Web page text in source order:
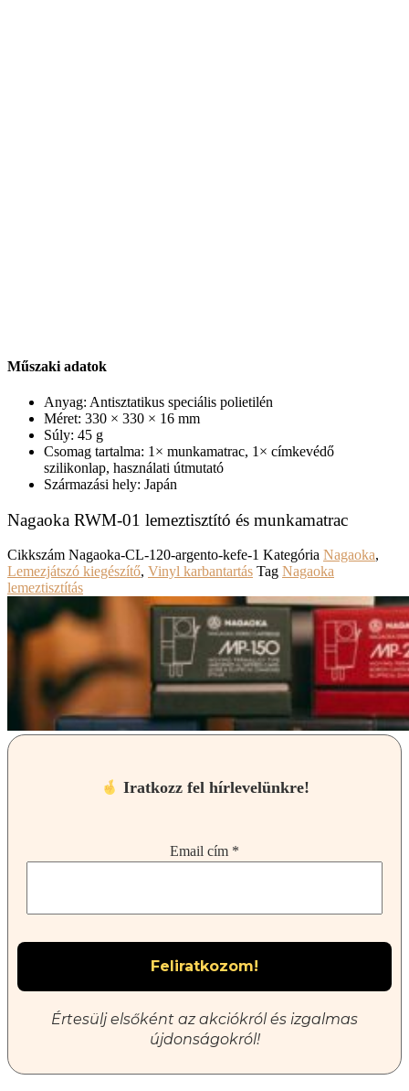
Műszaki adatok
Anyag: Antisztatikus speciális polietilén
Méret: 330 × 330 × 16 mm
Súly: 45 g
Csomag tartalma: 1× munkamatrac, 1× címkevédő
szilikonlap, használati útmutató
Származási hely: Japán
Nagaoka RWM-01 lemeztisztító és munkamatrac
Cikkszám Nagaoka-CL-120-argento-kefe-1 Kategória Nagaoka,
Lemezjátszó kiegészítő, Vinyl karbantartás Tag Nagaoka
lemeztisztítás
Iratkozz fel hírlevelünkre!
Email cím *
Értesülj elsőként az akciókról és izgalmas
újdonságokról!